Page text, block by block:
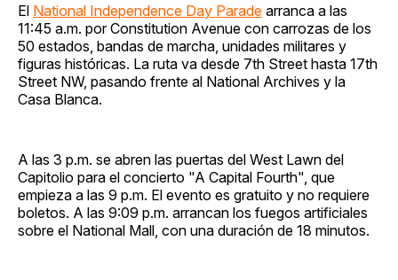
El National Independence Day Parade arranca a las
11:45 a.m. por Constitution Avenue con carrozas de los
50 estados, bandas de marcha, unidades militares y
figuras históricas. La ruta va desde 7th Street hasta 17th
Street NW, pasando frente al National Archives y la
Casa Blanca.
A las 3 p.m. se abren las puertas del West Lawn del
Capitolio para el concierto "A Capital Fourth", que
empieza a las 9 p.m. El evento es gratuito y no requiere
boletos. A las 9:09 p.m. arrancan los fuegos artificiales
sobre el National Mall, con una duración de 18 minutos.